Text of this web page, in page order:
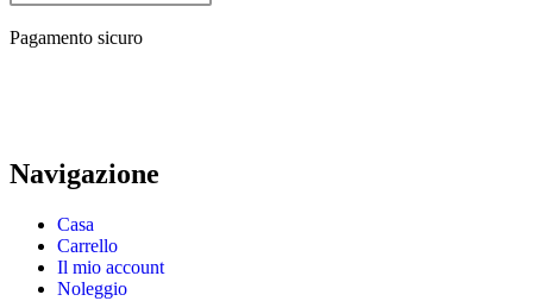
Pagamento sicuro
Navigazione
Casa
Carrello
Il mio account
Noleggio